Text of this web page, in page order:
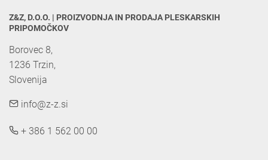
Z&Z, D.O.O. | PROIZVODNJA IN PRODAJA PLESKARSKIH
PRIPOMOČKOV
Borovec 8,
1236 Trzin,
Slovenija
info@z-z.si
+ 386 1 562 00 00